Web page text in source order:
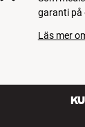
garanti på
Läs mer